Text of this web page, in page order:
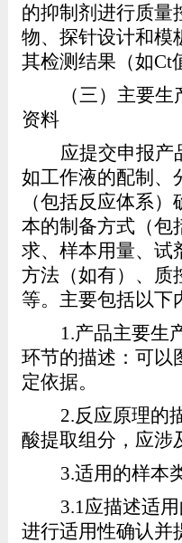
的抑制剂进行质量
物、探针设计和模
其检测结果（如Ct
（三）主要
资料
应提交申报产
如工作液的配制、
（包括反应体系
本的制备方式（包
求、样本用量、试
方法（如有）、质
等。主要包括以下
1.产品主要生
环节的描述：可以
定依据。
2.反应原理的
酸提取组分，应涉
3.适用的样本
3.1 应描述适
进行适用性确认并